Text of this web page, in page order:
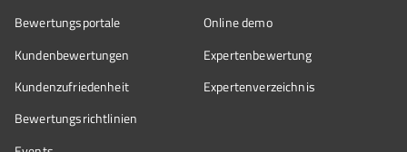
Bewertungsportale
Kundenbewertungen
Kundenzufriedenheit
Bewertungs­richtlinien
Online demo
Expertenbewertung
Expertenverzeichnis